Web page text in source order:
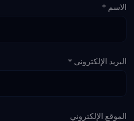
الاسم *
البريد الإلكتروني *
الموقع الإلكتروني